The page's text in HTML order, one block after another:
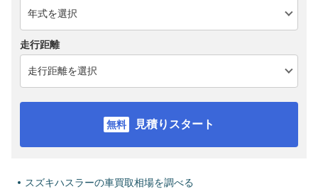
走行距離
見積りスタート
スズキハスラーの車買取相場を調べる